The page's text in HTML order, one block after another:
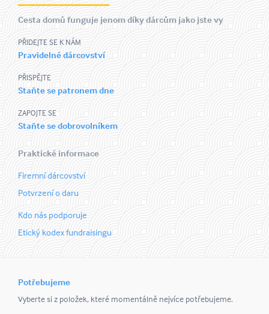
Cesta domů funguje jenom díky dárcům jako jste vy
PŘIDEJTE SE K NÁM
Pravidelné dárcovství
PŘISPĚJTE
Staňte se patronem dne
ZAPOJTE SE
Staňte se dobrovolníkem
Praktické informace
Firemní dárcovství
Potvrzení o daru
Kdo nás podporuje
Etický kodex fundraisingu
Potřebujeme
Vyberte si z položek, které momentálně nejvíce potřebujeme.